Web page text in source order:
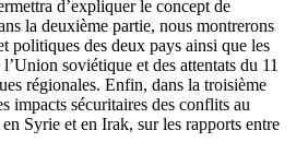
d’expliquer le concept de
la deuxième partie, nous montrerons
politiques des deux pays ainsi que les
soviétique et des attentats du 11
régionales. Enfin, dans la troisième
impacts sécuritaires des conflits au
Syrie et en Irak, sur les rapports entre